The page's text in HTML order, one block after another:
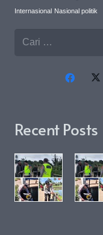
Recent Posts
Internasional Nasional politik
Cari